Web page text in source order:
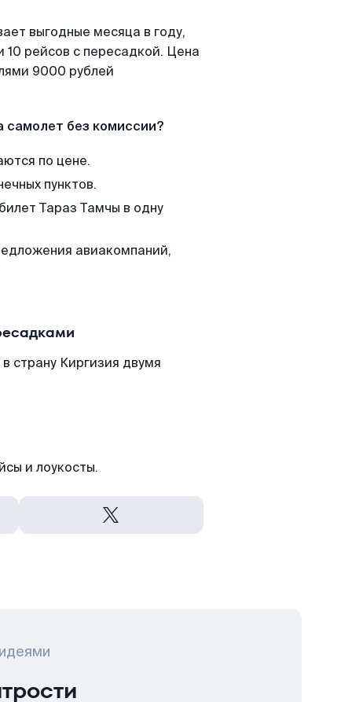
выгодные месяца в году,
рейсов с пересадкой. Цена
9000 рублей
самолет без комиссии?
по цене.
пунктов.
Тараз Тамчы в одну
авиакомпаний,
страну Киргизия двумя
и лоукосты.